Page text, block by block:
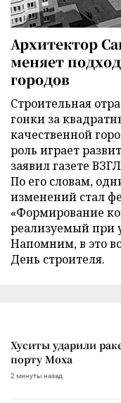
Архитектор
меняет
городов
Строительная
гонки за
качественной
роль играет
заявил газете
По его словам,
изменений стал
«Формирование
реализуемый при
Напомним, в это
День строителя.
Хуситы ударили
порту Моха
2 минуты назад